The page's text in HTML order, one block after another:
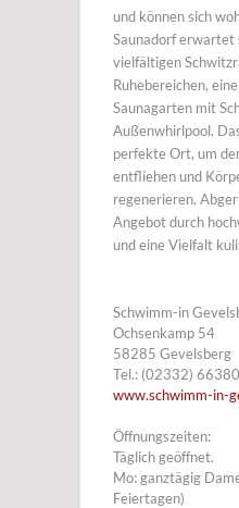
und können sich
Saunadorf erwartet
vielfältigen
Ruhebereichen,
Saunagarten mit
Außenwhirlpool.
perfekte Ort, um
entfliehen und
regenerieren.
Angebot durch
und eine Vielfalt
Schwimm-in
Ochsenkamp 54
58285 Gevelsberg
Tel.: (02332) 66380
www.schwimm-in-
Öffnungszeiten:
Täglich geöffnet.
Mo: ganztägig
Feiertagen)